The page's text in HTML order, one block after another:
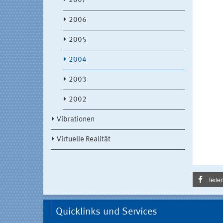
2006
2005
2004
2003
2002
Vibrationen
Virtuelle Realität
teilen
Quicklinks und Services